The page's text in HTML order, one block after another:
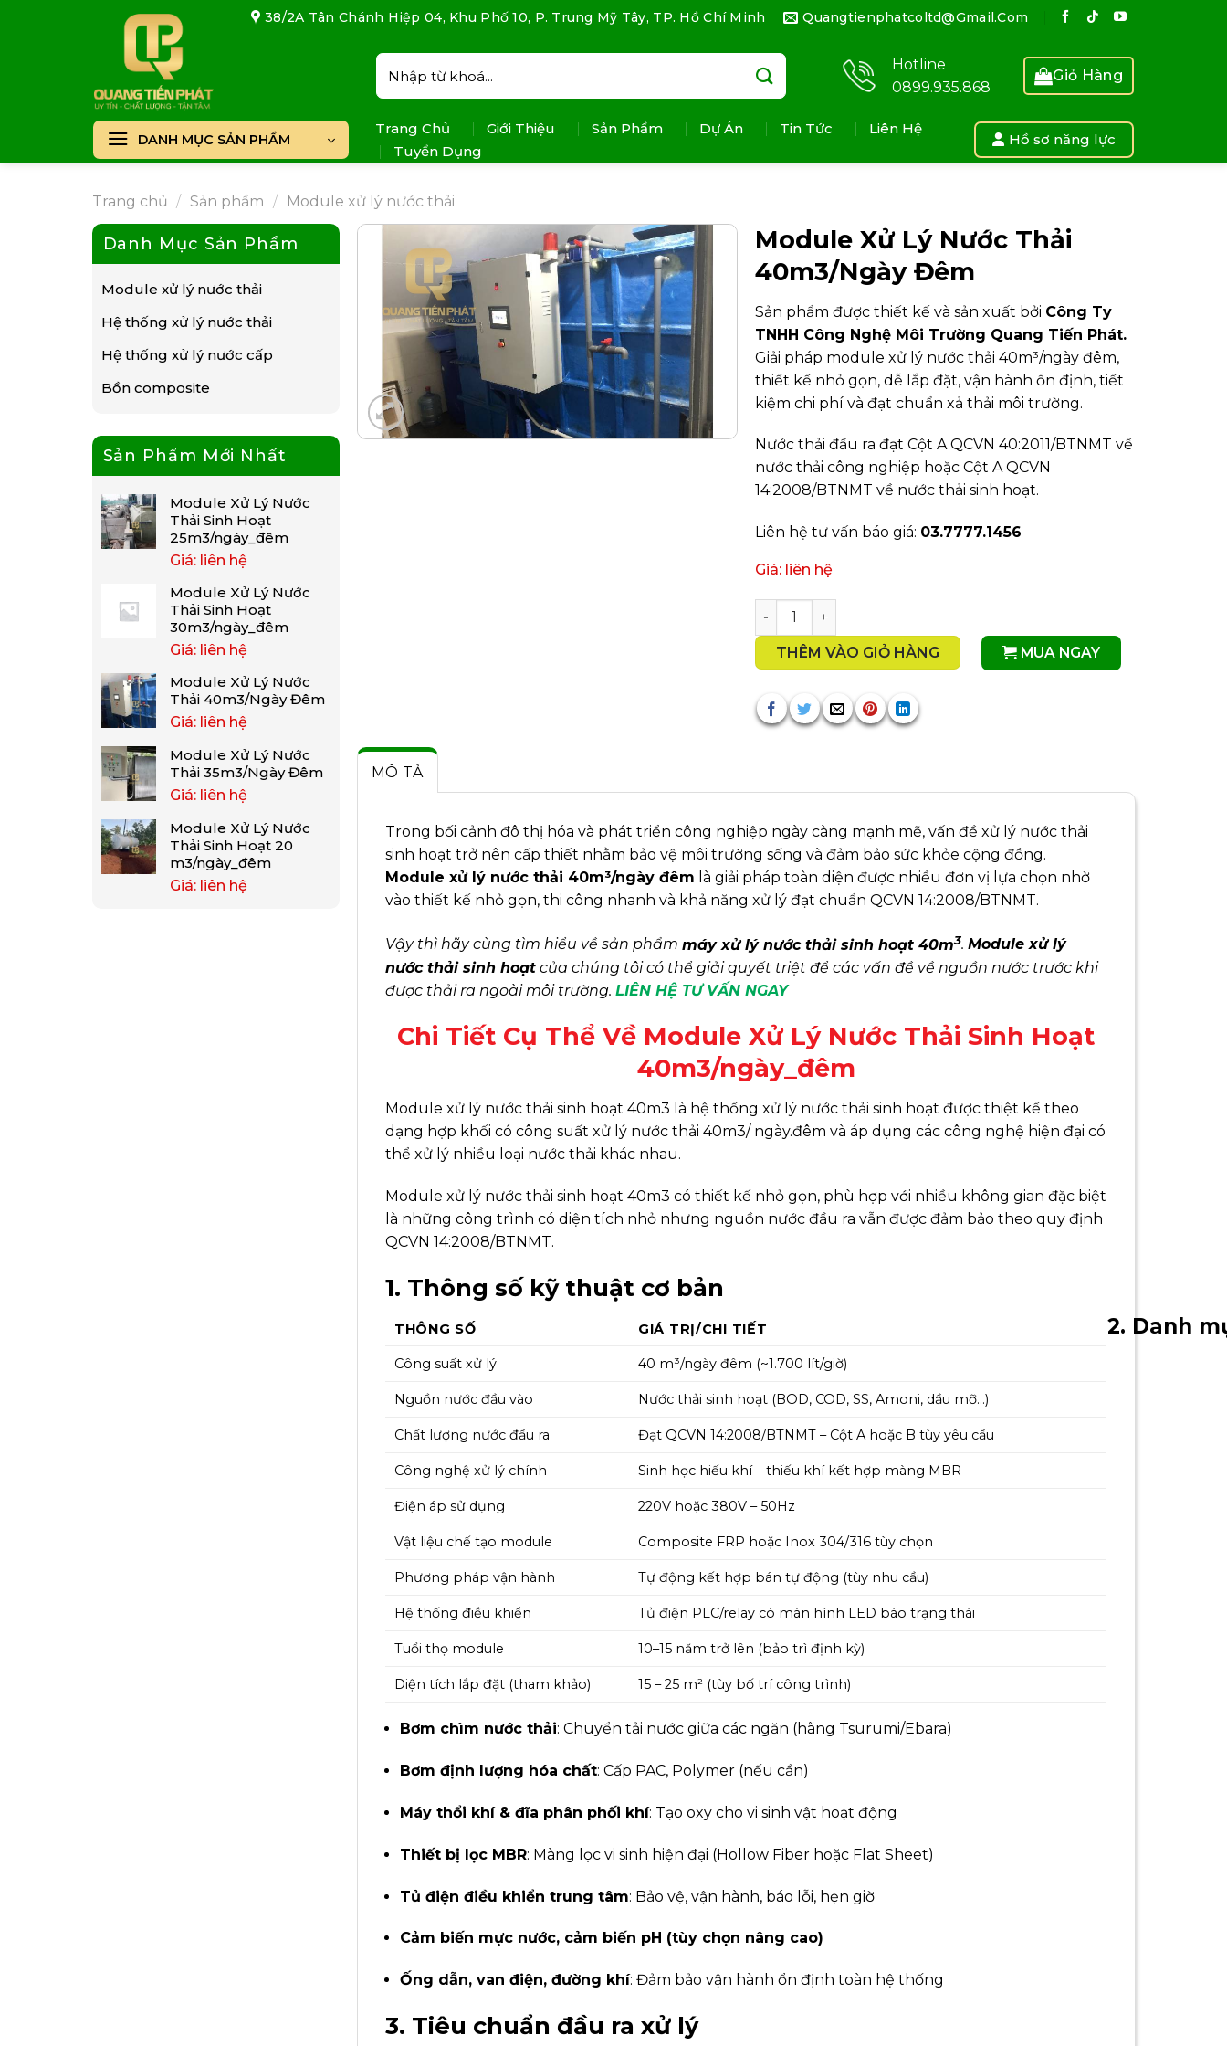
38/2A Tân Chánh Hiệp 04, Khu Phố 10, P. Trung Mỹ Tây, TP. Hồ Chí Minh Quangtienphatcoltd@gmail.com
Tìm
kiếm:
Hotline
0899.935.868
Giỏ Hàng
DANH MỤC SẢN PHẨM
Trang Chủ Giới Thiệu Sản Phẩm Dự Án Tin Tức
Liên Hệ
Tuyển Dụng
Hồ sơ năng lực
Trang chủ / Sản phẩm / Module xử lý nước thải
Danh Mục Sản Phẩm
Module xử lý nước thải
Hệ thống xử lý nước thải
Hệ thống xử lý nước cấp
Bồn composite
Sản Phẩm Mới Nhất
Module Xử Lý Nước
Thải Sinh Hoạt
25m3/ngày_đêm
Giá: liên hệ
Module Xử Lý Nước
Thải Sinh Hoạt
30m3/ngày_đêm
Giá: liên hệ
Module Xử Lý Nước
Thải 40m3/Ngày Đêm
Giá: liên hệ
Module Xử Lý Nước
Thải 35m3/Ngày Đêm
Giá: liên hệ
Module Xử Lý Nước
Thải Sinh Hoạt 20
m3/ngày_đêm
Giá: liên hệ
Module Xử Lý Nước Thải
40m3/Ngày Đêm
Sản phẩm được thiết kế và sản xuất bởi Công Ty
TNHH Công Nghệ Môi Trường Quang Tiến Phát.
Giải pháp module xử lý nước thải 40m³/ngày đêm,
thiết kế nhỏ gọn, dễ lắp đặt, vận hành ổn định, tiết
kiệm chi phí và đạt chuẩn xả thải môi trường.
Nước thải đầu ra đạt Cột A QCVN 40:2011/BTNMT về
nước thải công nghiệp hoặc Cột A QCVN
14:2008/BTNMT về nước thải sinh hoạt.
Liên hệ tư vấn báo giá: 03.7777.1456
Giá: liên hệ
Module Xử Lý Nước Thải 40m3/Ngày Đêm số lượng
THÊM VÀO GIỎ HÀNG MUA NGAY
MÔ TẢ
Trong bối cảnh đô thị hóa và phát triển công nghiệp ngày càng mạnh mẽ, vấn đề xử lý nước thải
sinh hoạt trở nên cấp thiết nhằm bảo vệ môi trường sống và đảm bảo sức khỏe cộng đồng.
Module xử lý nước thải 40m³/ngày đêm là giải pháp toàn diện được nhiều đơn vị lựa chọn nhờ
vào thiết kế nhỏ gọn, thi công nhanh và khả năng xử lý đạt chuẩn QCVN 14:2008/BTNMT.
Vậy thì hãy cùng tìm hiểu về sản phẩm máy xử lý nước thải sinh hoạt 40m3. Module xử lý
nước thải sinh hoạtcủa chúng tôi có thể giải quyết triệt để các vấn đề về nguồn nước trước khi
được thải ra ngoài môi trường. LIÊN HỆ TƯ VẤN NGAY
Chi Tiết Cụ Thể Về Module Xử Lý Nước Thải Sinh Hoạt
40m3/ngày_đêm
Module xử lý nước thải sinh hoạt 40m3 là hệ thống xử lý nước thải sinh hoạt được thiệt kế theo
dạng hợp khối có công suất xử lý nước thải 40m3/ ngày.đêm và áp dụng các công nghệ hiện đại có
thể xử lý nhiều loại nước thải khác nhau.
Module xử lý nước thải sinh hoạt 40m3 có thiết kế nhỏ gọn, phù hợp với nhiều không gian đặc biệt
là những công trình có diện tích nhỏ nhưng nguồn nước đầu ra vẫn được đảm bảo theo quy định
QCVN 14:2008/BTNMT.
1. Thông số kỹ thuật cơ bản
THÔNG SỐ GIÁ TRỊ/CHI TIẾT
Công suất xử lý 40 m³/ngày đêm (~1.700 lít/giờ)
Nguồn nước đầu vào Nước thải sinh hoạt (BOD, COD, SS, Amoni, dầu mỡ…)
Chất lượng nước đầu ra Đạt QCVN 14:2008/BTNMT – Cột A hoặc B tùy yêu cầu
Công nghệ xử lý chính Sinh học hiếu khí – thiếu khí kết hợp màng MBR
Điện áp sử dụng 220V hoặc 380V – 50Hz
Vật liệu chế tạo module Composite FRP hoặc Inox 304/316 tùy chọn
Phương pháp vận hành Tự động kết hợp bán tự động (tùy nhu cầu)
Hệ thống điều khiển Tủ điện PLC/relay có màn hình LED báo trạng thái
Tuổi thọ module 10–15 năm trở lên (bảo trì định kỳ)
Diện tích lắp đặt (tham khảo) 15 – 25 m² (tùy bố trí công trình)
2. Danh
Bơm chìm nước thải: Chuyển tải nước giữa các ngăn (hãng Tsurumi/Ebara)
Bơm định lượng hóa chất: Cấp PAC, Polymer (nếu cần)
Máy thổi khí & đĩa phân phối khí: Tạo oxy cho vi sinh vật hoạt động
Thiết bị lọc MBR: Màng lọc vi sinh hiện đại (Hollow Fiber hoặc Flat Sheet)
Tủ điện điều khiển trung tâm: Bảo vệ, vận hành, báo lỗi, hẹn giờ
Cảm biến mực nước, cảm biến pH (tùy chọn nâng cao)
Ống dẫn, van điện, đường khí: Đảm bảo vận hành ổn định toàn hệ thống
3. Tiêu chuẩn đầu ra xử lý